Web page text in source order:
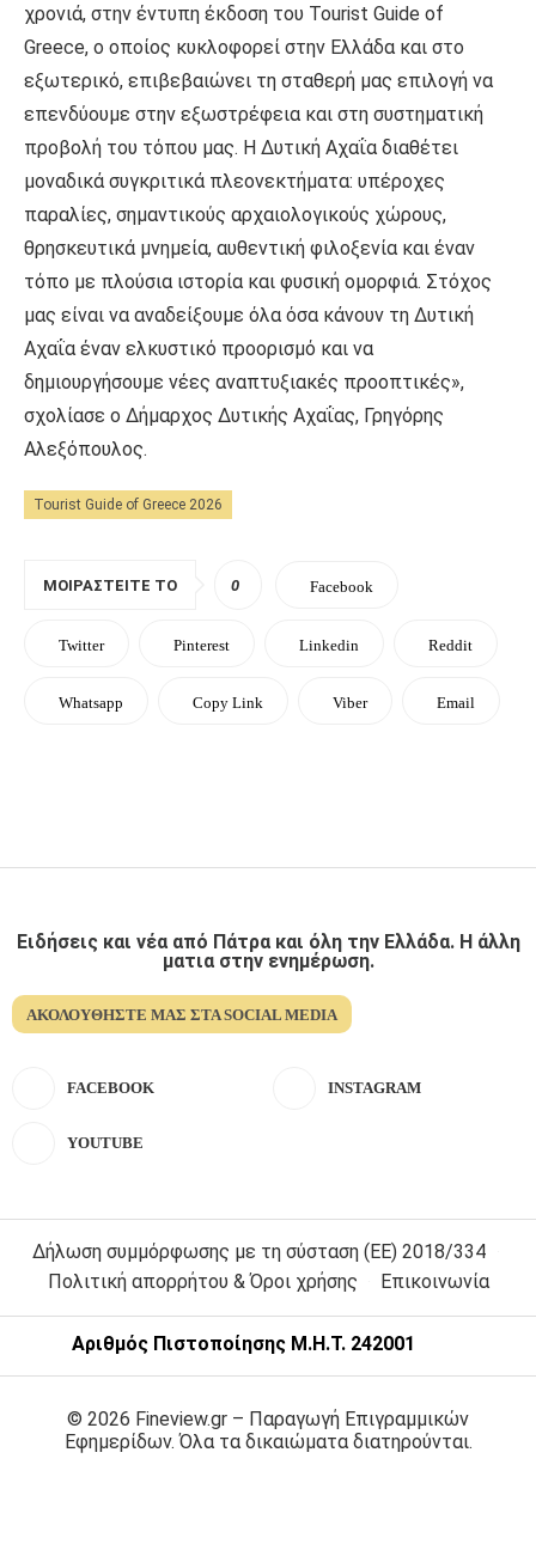
χρονιά, στην έντυπη έκδοση του Tourist Guide of
Greece, ο οποίος κυκλοφορεί στην Ελλάδα και στο
εξωτερικό, επιβεβαιώνει τη σταθερή μας επιλογή να
επενδύουμε στην εξωστρέφεια και στη συστηματική
προβολή του τόπου μας. Η Δυτική Αχαΐα διαθέτει
μοναδικά συγκριτικά πλεονεκτήματα: υπέροχες
παραλίες, σημαντικούς αρχαιολογικούς χώρους,
θρησκευτικά μνημεία, αυθεντική φιλοξενία και έναν
τόπο με πλούσια ιστορία και φυσική ομορφιά. Στόχος
μας είναι να αναδείξουμε όλα όσα κάνουν τη Δυτική
Αχαΐα έναν ελκυστικό προορισμό και να
δημιουργήσουμε νέες αναπτυξιακές προοπτικές»,
σχολίασε ο Δήμαρχος Δυτικής Αχαΐας, Γρηγόρης
Αλεξόπουλος.
Tourist Guide of Greece 2026
ΜΟΙΡΑΣΤΕΊΤΕ ΤΟ 0 Facebook
Twitter Pinterest Linkedin Reddit
Whatsapp Copy Link Viber Email
Ειδήσεις και νέα από Πάτρα και όλη την Ελλάδα. Η άλλη
ματια στην ενημέρωση.
ΑΚΟΛΟΥΘΉΣΤΕ ΜΑΣ ΣΤΑ SOCIAL MEDIA
FACEBOOK INSTAGRAM
YOUTUBE
Δήλωση συμμόρφωσης με τη σύσταση (ΕΕ) 2018/334
Πολιτική απορρήτου & Όροι χρήσης
Επικοινωνία
Αριθμός Πιστοποίησης Μ.Η.Τ. 242001
© 2026 Fineview.gr – Παραγωγή Επιγραμμικών
Εφημερίδων. Όλα τα δικαιώματα διατηρούνται.